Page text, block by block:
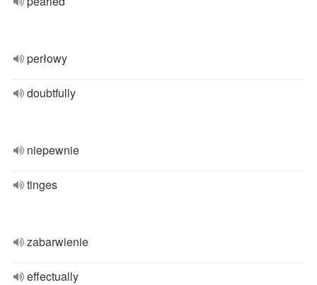
perłowy
doubtfully
niepewnie
tinges
zabarwienie
effectually